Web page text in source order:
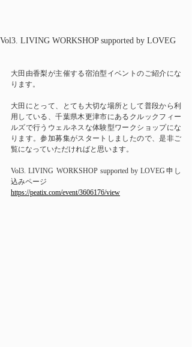
Vol3. LIVING WORKSHOP supported by LOVEG
大田由香梨が主催する宿泊型イベントのご紹介にな
ります。
大田にとって、とても大切な場所として普段から利
用している、千葉県木更津市にあるクルックフィー
ルズで行うウェルネスな体験型ワークショップにな
ります。参加募集がスタートしましたので、是非ご
覧になっていただければと思います。
Vol3. LIVING WORKSHOP supported by LOVEG申し
込みページ
https://peatix.com/event/3606176/view